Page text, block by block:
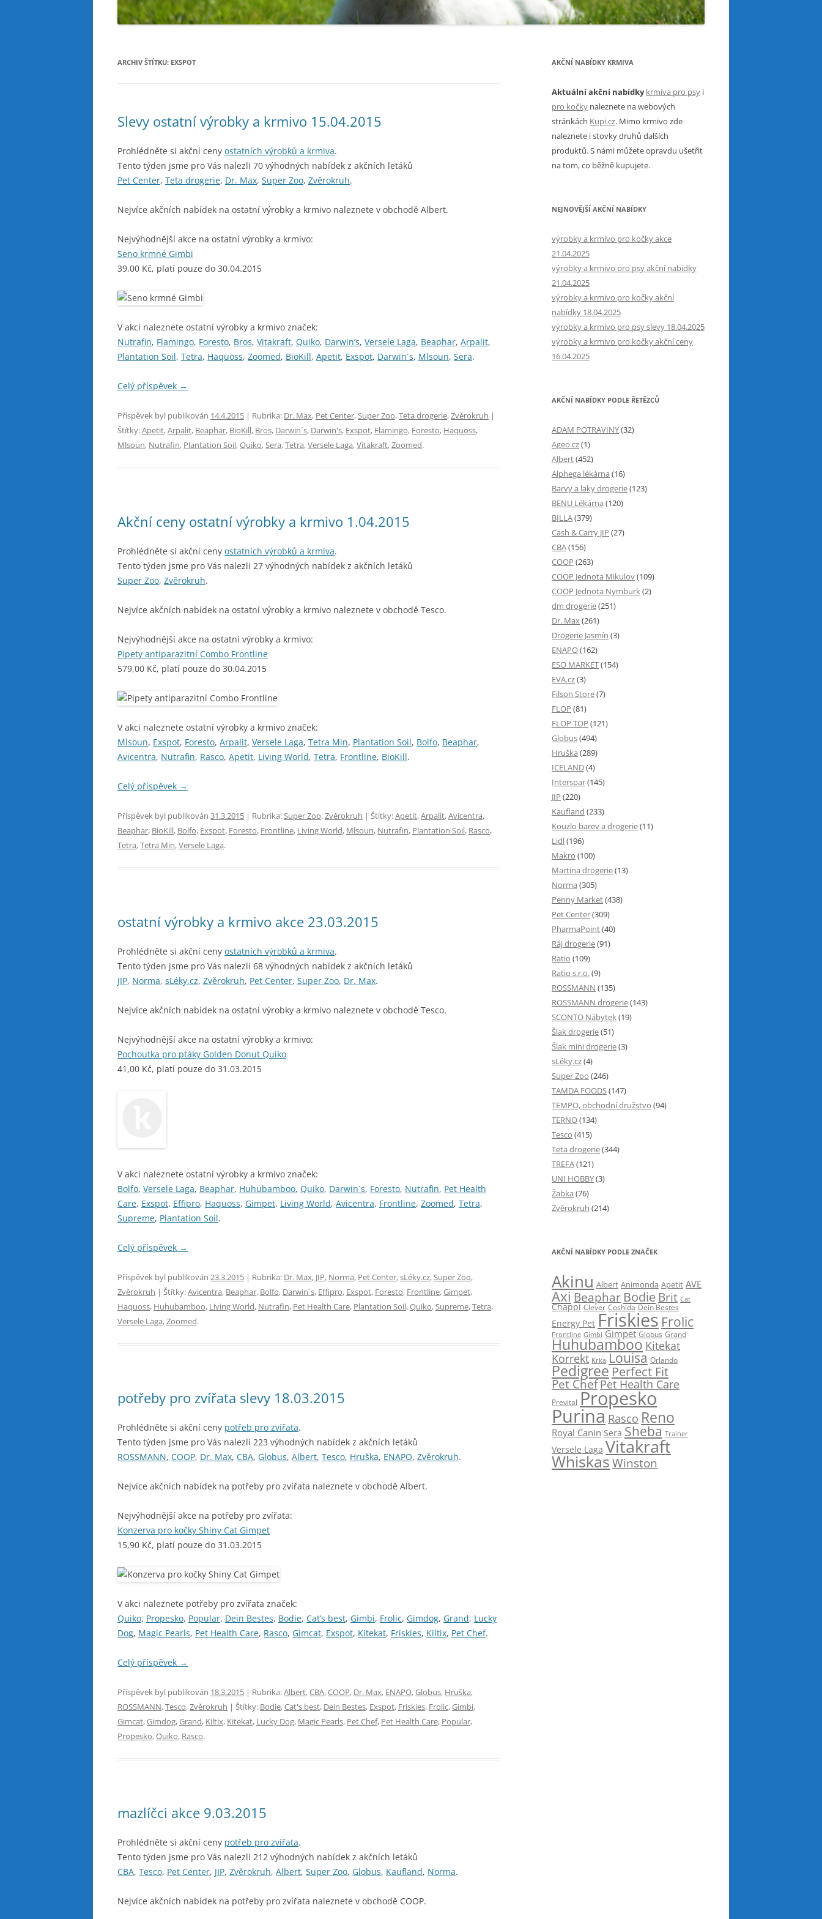
ARCHIV ŠTÍTKU: EXSPOT
Slevy ostatní výrobky a krmivo 15.04.2015
Prohlédněte si akční ceny ostatních výrobků a krmiva.
Tento týden jsme pro Vás nalezli 70 výhodných nabídek z akčních letáků
Pet Center, Teta drogerie, Dr. Max, Super Zoo, Zvěrokruh.
Nejvíce akčních nabídek na ostatní výrobky a krmivo naleznete v obchodě Albert.
Nejvýhodnější akce na ostatní výrobky a krmivo:
Seno krmné Gimbi
39,00 Kč, platí pouze do 30.04.2015
V akci naleznete ostatní výrobky a krmivo značek:
Nutrafin, Flamingo, Foresto, Bros, Vitakraft, Quiko, Darwin’s, Versele Laga, Beaphar, Arpalit,
Plantation Soil, Tetra, Haquoss, Zoomed, BioKill, Apetit, Exspot, Darwin´s, Mlsoun, Sera.
Celý příspěvek →
Příspěvek byl publikován 14.4.2015 | Rubrika: Dr. Max, Pet Center,Super Zoo,Teta drogerie,Zvěrokruh |
Štítky:Apetit,Arpalit, Beaphar, BioKill, Bros, Darwin´s, Darwin's, Exspot, Flamingo, Foresto, Haquoss,
Mlsoun, Nutrafin, Plantation Soil,Quiko,Sera,Tetra,Versele Laga,Vitakraft,Zoomed.
Akční ceny ostatní výrobky a krmivo 1.04.2015
Prohlédněte si akční ceny ostatních výrobků a krmiva.
Tento týden jsme pro Vás nalezli 27 výhodných nabídek z akčních letáků
Super Zoo, Zvěrokruh.
Nejvíce akčních nabídek na ostatní výrobky a krmivo naleznete v obchodě Tesco.
Nejvýhodnější akce na ostatní výrobky a krmivo:
Pipety antiparazitní Combo Frontline
579,00 Kč, platí pouze do 30.04.2015
V akci naleznete ostatní výrobky a krmivo značek:
Mlsoun, Exspot, Foresto, Arpalit, Versele Laga, Tetra Min, Plantation Soil, Bolfo, Beaphar,
Avicentra, Nutrafin, Rasco, Apetit, Living World, Tetra, Frontline, BioKill.
Celý příspěvek →
Příspěvek byl publikován 31.3.2015 | Rubrika:Super Zoo,Zvěrokruh | Štítky:Apetit,Arpalit,Avicentra,
Beaphar, BioKill, Bolfo, Exspot, Foresto, Frontline, Living World, Mlsoun, Nutrafin, Plantation Soil, Rasco,
Tetra,Tetra Min,Versele Laga.
ostatní výrobky a krmivo akce 23.03.2015
Prohlédněte si akční ceny ostatních výrobků a krmiva.
Tento týden jsme pro Vás nalezli 68 výhodných nabídek z akčních letáků
JIP, Norma, sLéky.cz, Zvěrokruh, Pet Center, Super Zoo, Dr. Max.
Nejvíce akčních nabídek na ostatní výrobky a krmivo naleznete v obchodě Tesco.
Nejvýhodnější akce na ostatní výrobky a krmivo:
Pochoutka pro ptáky Golden Donut Quiko
41,00 Kč, platí pouze do 31.03.2015
V akci naleznete ostatní výrobky a krmivo značek:
Bolfo, Versele Laga, Beaphar, Huhubamboo, Quiko, Darwin´s, Foresto, Nutrafin, Pet Health
Care, Exspot, Effipro, Haquoss, Gimpet, Living World, Avicentra, Frontline, Zoomed, Tetra,
Supreme, Plantation Soil.
Celý příspěvek →
Příspěvek byl publikován 23.3.2015 | Rubrika: Dr. Max, JIP, Norma, Pet Center,sLéky.cz,Super Zoo,
Zvěrokruh | Štítky:Avicentra, Beaphar, Bolfo, Darwin´s, Effipro, Exspot, Foresto, Frontline,Gimpet,
Haquoss, Huhubamboo, Living World, Nutrafin, Pet Health Care, Plantation Soil,Quiko,Supreme,Tetra,
Versele Laga,Zoomed.
potřeby pro zvířata slevy 18.03.2015
Prohlédněte si akční ceny potřeb pro zvířata.
Tento týden jsme pro Vás nalezli 223 výhodných nabídek z akčních letáků
ROSSMANN, COOP, Dr. Max, CBA, Globus, Albert, Tesco, Hruška, ENAPO, Zvěrokruh.
Nejvíce akčních nabídek na potřeby pro zvířata naleznete v obchodě Albert.
Nejvýhodnější akce na potřeby pro zvířata:
Konzerva pro kočky Shiny Cat Gimpet
15,90 Kč, platí pouze do 31.03.2015
V akci naleznete potřeby pro zvířata značek:
Quiko, Propesko, Popular, Dein Bestes, Bodie, Cat’s best, Gimbi, Frolic, Gimdog, Grand, Lucky
Dog, Magic Pearls, Pet Health Care, Rasco, Gimcat, Exspot, Kitekat, Friskies, Kiltix, Pet Chef.
Celý příspěvek →
Příspěvek byl publikován 18.3.2015 | Rubrika:Albert,CBA,COOP, Dr. Max, ENAPO,Globus, Hruška,
ROSSMANN,Tesco,Zvěrokruh | Štítky: Bodie,Cat's best, Dein Bestes, Exspot, Friskies, Frolic,Gimbi,
Gimcat,Gimdog,Grand, Kiltix, Kitekat, Lucky Dog, Magic Pearls, Pet Chef, Pet Health Care, Popular,
Propesko,Quiko, Rasco.
mazlíčci akce 9.03.2015
Prohlédněte si akční ceny potřeb pro zvířata.
Tento týden jsme pro Vás nalezli 212 výhodných nabídek z akčních letáků
CBA, Tesco, Pet Center, JIP, Zvěrokruh, Albert, Super Zoo, Globus, Kaufland, Norma.
Nejvíce akčních nabídek na potřeby pro zvířata naleznete v obchodě COOP.
AKČNÍ NABÍDKY KRMIVA
Aktuální akční nabídky krmiva pro psy i
pro kočky naleznete na webových
stránkách Kupi.cz. Mimo krmivo zde
naleznete i stovky druhů dalších
produktů. S námi můžete opravdu ušetřit
na tom, co běžně kupujete.
NEJNOVĚJŠÍ AKČNÍ NABÍDKY
výrobky a krmivo pro kočky akce
21.04.2025
výrobky a krmivo pro psy akční nabídky
21.04.2025
výrobky a krmivo pro kočky akční
nabídky 18.04.2025
výrobky a krmivo pro psy slevy 18.04.2025
výrobky a krmivo pro kočky akční ceny
16.04.2025
AKČNÍ NABÍDKY PODLE ŘETĚZCŮ
ADAM POTRAVINY(32)
Ageo.cz(1)
Albert(452)
Alphega lékárna (16)
Barvy a laky drogerie(123)
BENU Lékárna (120)
BILLA(379)
Cash & Carry JIP (27)
CBA(156)
COOP (263)
COOP Jednota Mikulov(109)
COOP Jednota Nymburk(2)
dm drogerie(251)
Dr. Max(261)
Drogerie Jasmín (3)
ENAPO(162)
ESO MARKET(154)
EVA.cz(3)
Filson Store(7)
FLOP (81)
FLOP TOP (121)
Globus(494)
Hruška (289)
ICELAND(4)
Interspar(145)
JIP (220)
Kaufland (233)
Kouzlo barev a drogerie(11)
Lidl(196)
Makro (100)
Martina drogerie(13)
Norma (305)
Penny Market(438)
Pet Center(309)
PharmaPoint(40)
Ráj drogerie(91)
Ratio (109)
Ratio s.r.o.(9)
ROSSMANN (135)
ROSSMANN drogerie(143)
SCONTO Nábytek(19)
Šlak drogerie(51)
Šlak mini drogerie(3)
sLéky.cz(4)
Super Zoo (246)
TAMDA FOODS(147)
TEMPO, obchodní družstvo (94)
TERNO(134)
Tesco (415)
Teta drogerie(344)
TREFA(121)
UNI HOBBY(3)
Žabka (76)
Zvěrokruh (214)
AKČNÍ NABÍDKY PODLE ZNAČEK
Akinu Albert Animonda Apetit AVE
Axi Beaphar Bodie Brit Cat
Chappi Clever Coshida Dein Bestes
Energy Pet Friskies Frolic
Frontline Gimbi Gimpet Globus Grand
Huhubamboo Kitekat
Korrekt Krka Louisa Orlando
Pedigree Perfect Fit
Pet Chef Pet Health Care
Prevital Propesko
Purina Rasco Reno
Royal Canin Sera Sheba Trainer
Versele Laga Vitakraft
WhiskasWinston